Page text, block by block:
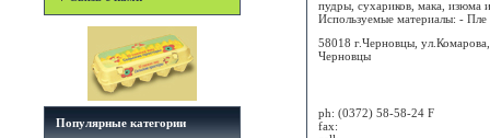
Популярные категории
пудры, сухариков, мака, изюма
Используемые материалы: - Пле
58018 г.Черновцы,
Черновцы
ph: (0372) 58-58-24 F
fax: